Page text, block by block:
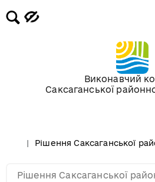
Виконавчий
Саксаганської
Рішення Саксаганської
Рішення Саксаганської
ХХХ сесія V
травня 2010 року
ХХІХ сесія V
березня 2010